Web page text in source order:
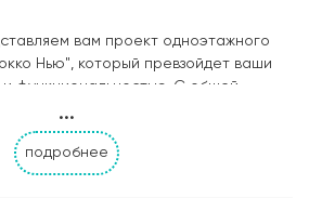
вам проект одноэтажного
Нью", который превзойдет ваши
функциональностью. С общей
семьи и друзей. В проекте
спальни, которые
семьи комфорт и личное
...
подробнее